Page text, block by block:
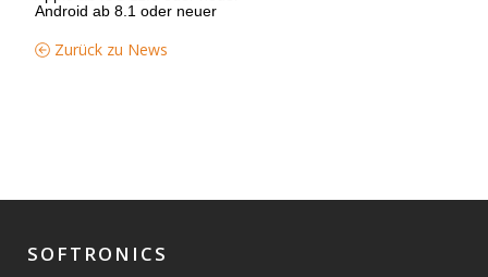
Android ab 8.1 oder neuer
Zurück zu News
SOFTRONICS